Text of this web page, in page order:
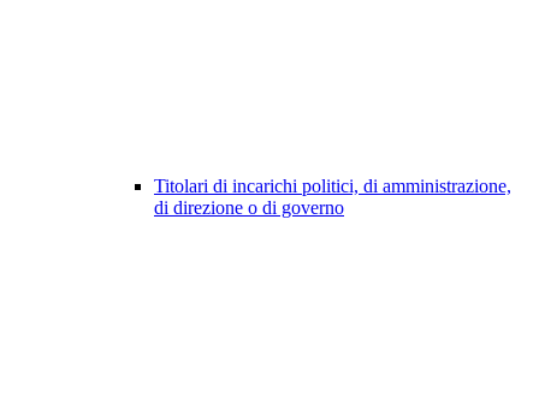
Titolari di incarichi politici, di amministrazione,
di direzione o di governo